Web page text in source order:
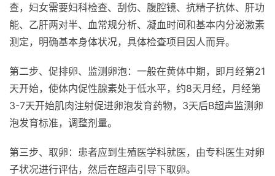
查，妇女需要妇科检查、刮伤、腹腔镜、抗精子抗体、肝功
能、乙肝两对半、血常规分析、凝血时间和基本内分泌激素
测定，明确基本身体状况，具体检查项目因人而异。
第二步、促排卵、监测卵泡：一般在黄体中期，即月经第21
天开始，使体内促性腺素处于低水平，约8天月经，月经第
3-7天开始肌肉注射促进卵泡发育药物，3天后B超声监测卵
泡发育标准，调整剂量。
第三步、取卵：患者应到生殖医学科就医，由专科医生对卵
子状况进行评估，然后在超声引导下取卵。